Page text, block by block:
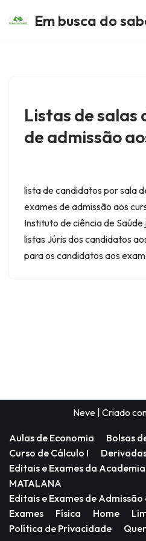
Em busca do
Listas de salas
de admissão
lista de candidatos por sala
exames de admissão aos
Instituto de ciência de
listas Júris dos candidatos
para os candidatos aos
Neve| Criado
Aulas de Economia
Bolsas
Curso de Cálculo I
Editais e Exames da
MATALANA
Editais e Exames de
Exames
Física Home
Política de Privacidade